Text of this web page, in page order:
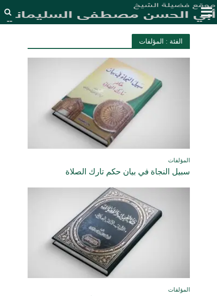
الفئة : المؤلفات
المؤلفات
سبيل النجاة في بيان حكم تارك الصلاة
المؤلفات